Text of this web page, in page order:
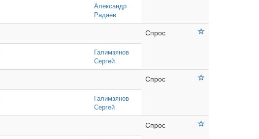
Александр
Радаев
Спрос
Галимзянов
Сергей
Спрос
Галимзянов
Сергей
Спрос